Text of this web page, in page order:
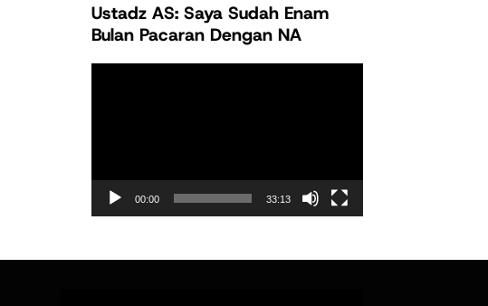
Ustadz AS: Saya Sudah Enam
Bulan Pacaran Dengan NA
00:00 33:13